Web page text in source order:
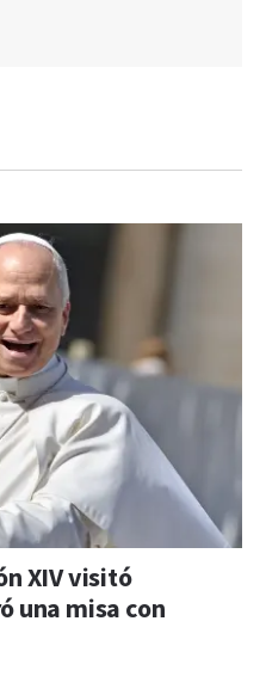
XIV visitó
una misa con